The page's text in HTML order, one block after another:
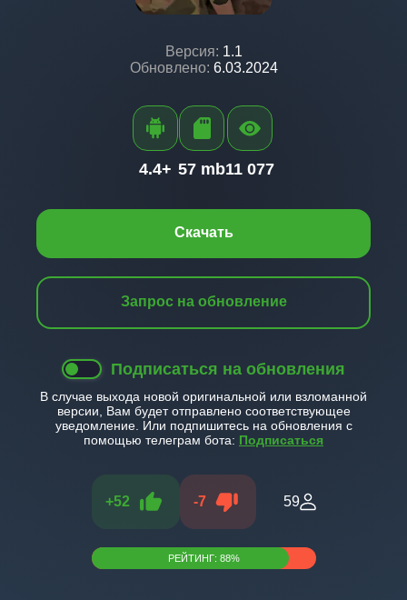
Версия: 1.1
Обновлено: 6.03.2024
Скачать
Запрос на обновление
Подписаться на обновления
В случае выхода новой оригинальной или взломанной
версии, Вам будет отправлено соответствующее
уведомление. Или подпишитесь на обновления с
помощью телеграм бота: Подписаться
+52 -7 59
РЕЙТИНГ: 88%
4.4+ 57 mb11 077